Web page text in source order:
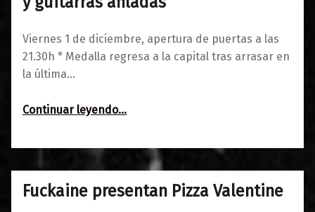
Viernes 1 de diciembre, apertura de puertas a las
21.30h * Medalla regresa a la capital tras arrasar en
la última…
Continuar leyendo“Medalla + Fuckaine: épica romántica y guitarras afiladas”
…
Fuckaine presentan Pizza Valentine
05/12/20160
Maravillas